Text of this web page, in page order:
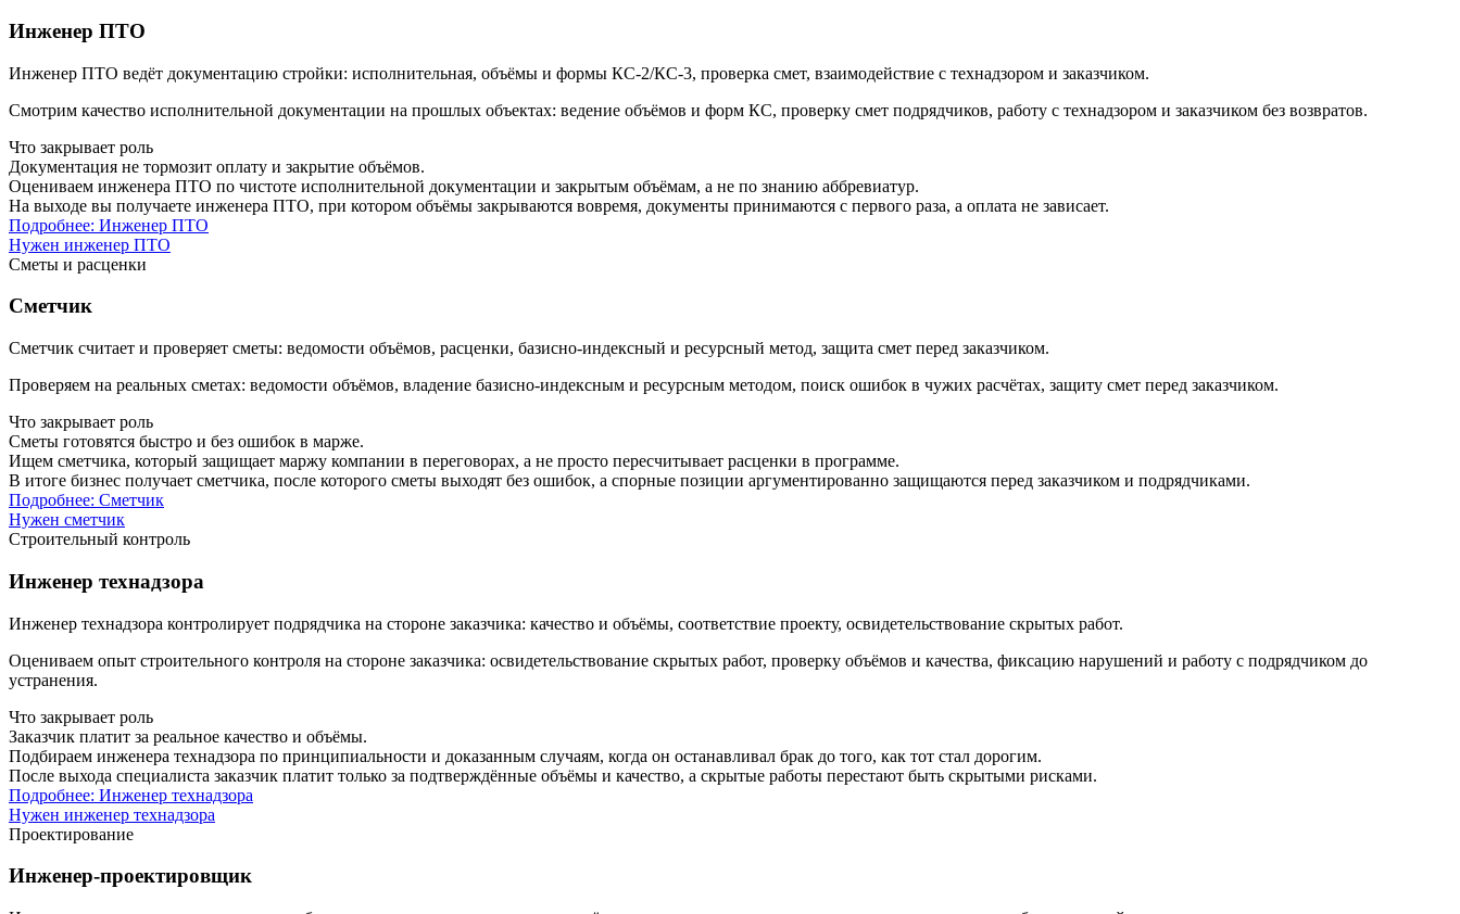
Инженер ПТО
Инженер ПТО ведёт документацию стройки: исполнительная, объёмы и формы КС-2/КС-3, проверка смет, взаимодействие с технадзором и заказчиком.
Смотрим качество исполнительной документации на прошлых объектах: ведение объёмов и форм КС, проверку смет подрядчиков, работу с технадзором и заказчиком без возвратов.
Что закрывает роль
Документация не тормозит оплату и закрытие объёмов.
Оцениваем инженера ПТО по чистоте исполнительной документации и закрытым объёмам, а не по знанию аббревиатур.
На выходе вы получаете инженера ПТО, при котором объёмы закрываются вовремя, документы принимаются с первого раза, а оплата не зависает.
Подробнее: Инженер ПТО
Нужен инженер ПТО
Сметы и расценки
Сметчик
Сметчик считает и проверяет сметы: ведомости объёмов, расценки, базисно-индексный и ресурсный метод, защита смет перед заказчиком.
Проверяем на реальных сметах: ведомости объёмов, владение базисно-индексным и ресурсным методом, поиск ошибок в чужих расчётах, защиту смет перед заказчиком.
Что закрывает роль
Сметы готовятся быстро и без ошибок в марже.
Ищем сметчика, который защищает маржу компании в переговорах, а не просто пересчитывает расценки в программе.
В итоге бизнес получает сметчика, после которого сметы выходят без ошибок, а спорные позиции аргументированно защищаются перед заказчиком и подрядчиками.
Подробнее: Сметчик
Нужен сметчик
Строительный контроль
Инженер технадзора
Инженер технадзора контролирует подрядчика на стороне заказчика: качество и объёмы, соответствие проекту, освидетельствование скрытых работ.
Оцениваем опыт строительного контроля на стороне заказчика: освидетельствование скрытых работ, проверку объёмов и качества, фиксацию нарушений и работу с подрядчиком до
устранения.
Что закрывает роль
Заказчик платит за реальное качество и объёмы.
Подбираем инженера технадзора по принципиальности и доказанным случаям, когда он останавливал брак до того, как тот стал дорогим.
После выхода специалиста заказчик платит только за подтверждённые объёмы и качество, а скрытые работы перестают быть скрытыми рисками.
Подробнее: Инженер технадзора
Нужен инженер технадзора
Проектирование
Инженер-проектировщик